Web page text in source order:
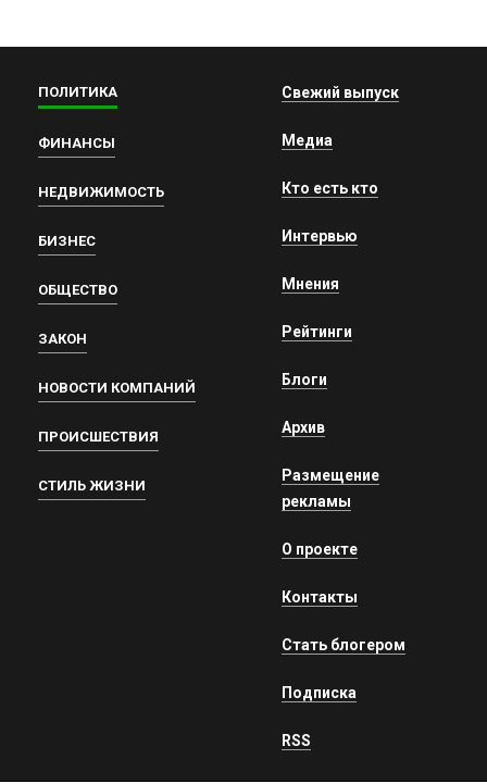
ПОЛИТИКА
ФИНАНСЫ
НЕДВИЖИМОСТЬ
БИЗНЕС
ОБЩЕСТВО
ЗАКОН
НОВОСТИ КОМПАНИЙ
ПРОИСШЕСТВИЯ
СТИЛЬ ЖИЗНИ
Свежий выпуск
Медиа
Кто есть кто
Интервью
Мнения
Рейтинги
Блоги
Архив
Размещение
рекламы
О проекте
Контакты
Стать блогером
Подписка
RSS